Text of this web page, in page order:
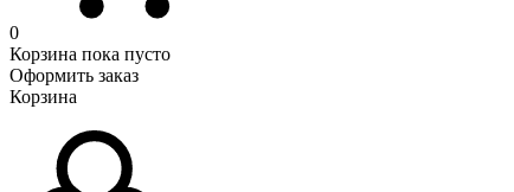
0
Корзина пока пусто
Оформить заказ
Корзина